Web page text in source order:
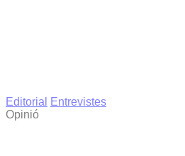
Editorial
Entrevistes
Opinió